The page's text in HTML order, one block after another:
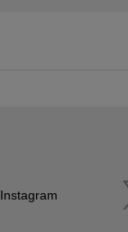
Instagram